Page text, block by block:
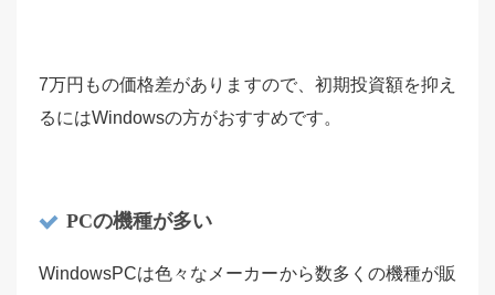
7万円もの価格差がありますので、初期投資額を抑え
るにはWindowsの方がおすすめです。
PCの機種が多い
WindowsPCは色々なメーカーから数多くの機種が販